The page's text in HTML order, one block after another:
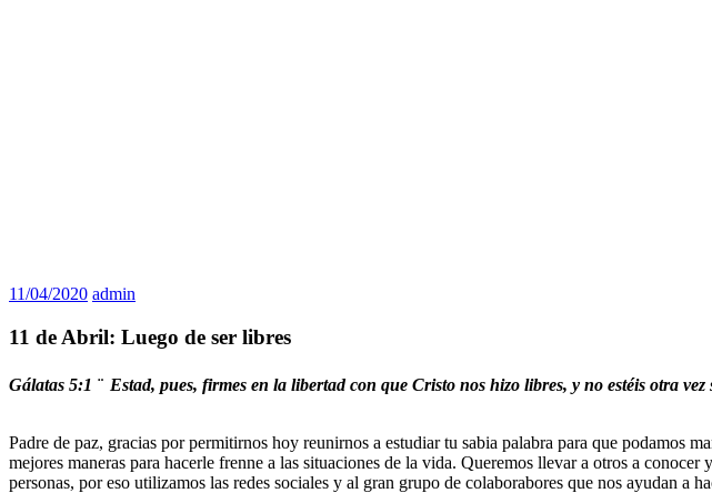
11/04/2020 admin
11 de Abril: Luego de ser libres
Gálatas 5:1 ¨ Estad, pues, firmes en la libertad con que Cristo nos hizo libres, y no estéis otra vez
Padre de paz, gracias por permitirnos hoy reunirnos a estudiar tu sabia palabra para que podamos
mejores maneras para hacerle frenne a las situaciones de la vida. Queremos llevar a otros a
personas, por eso utilizamos las redes sociales y al gran grupo de colaborabores que nos ayudan a